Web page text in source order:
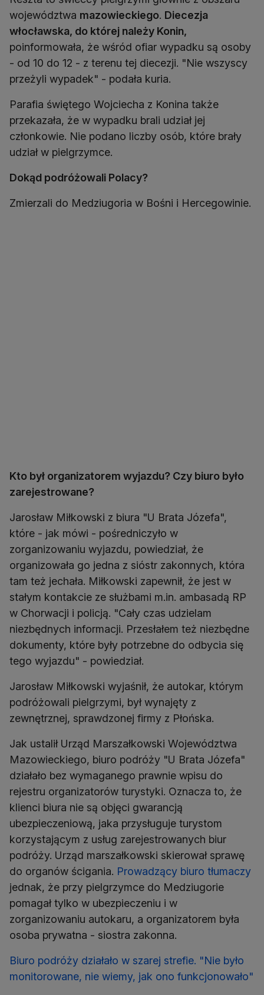
województwa mazowieckiego. Diecezja
włocławska, do której należy Konin,
poinformowała, że wśród ofiar wypadku są osoby
- od 10 do 12 - z terenu tej diecezji. "Nie wszyscy
przeżyli wypadek" - podała kuria.
Parafia świętego Wojciecha z Konina także
przekazała, że w wypadku brali udział jej
członkowie. Nie podano liczby osób, które brały
udział w pielgrzymce.
Dokąd podróżowali Polacy?
Zmierzali do Medziugoria w Bośni i Hercegowinie.
Kto był organizatorem wyjazdu? Czy biuro było
zarejestrowane?
Jarosław Miłkowski z biura "U Brata Józefa",
które - jak mówi - pośredniczyło w
zorganizowaniu wyjazdu, powiedział, że
organizowała go jedna z sióstr zakonnych, która
tam też jechała. Miłkowski zapewnił, że jest w
stałym kontakcie ze służbami m.in. ambasadą RP
w Chorwacji i policją. "Cały czas udzielam
niezbędnych informacji. Przesłałem też niezbędne
dokumenty, które były potrzebne do odbycia się
tego wyjazdu" - powiedział.
Jarosław Miłkowski wyjaśnił, że autokar, którym
podróżowali pielgrzymi, był wynajęty z
zewnętrznej, sprawdzonej firmy z Płońska.
Jak ustalił Urząd Marszałkowski Województwa
Mazowieckiego, biuro podróży "U Brata Józefa"
działało bez wymaganego prawnie wpisu do
rejestru organizatorów turystyki. Oznacza to, że
klienci biura nie są objęci gwarancją
ubezpieczeniową, jaka przysługuje turystom
korzystającym z usług zarejestrowanych biur
podróży. Urząd marszałkowski skierował sprawę
do organów ścigania. Prowadzący biuro tłumaczy
jednak, że przy pielgrzymce do Medziugorie
pomagał tylko w ubezpieczeniu i w
zorganizowaniu autokaru, a organizatorem była
osoba prywatna - siostra zakonna.
Biuro podróży działało w szarej strefie. "Nie było
monitorowane, nie wiemy, jak ono funkcjonowało"